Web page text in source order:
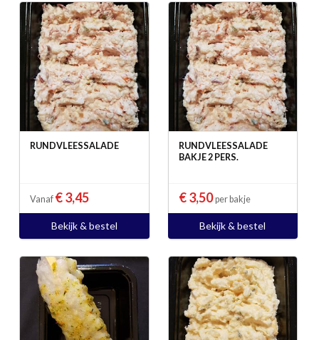
RUNDVLEESSALADE
Vanaf € 3,45
Bekijk & bestel
RUNDVLEESSALADE
BAKJE 2 PERS.
€ 3,50per bakje
Bekijk & bestel